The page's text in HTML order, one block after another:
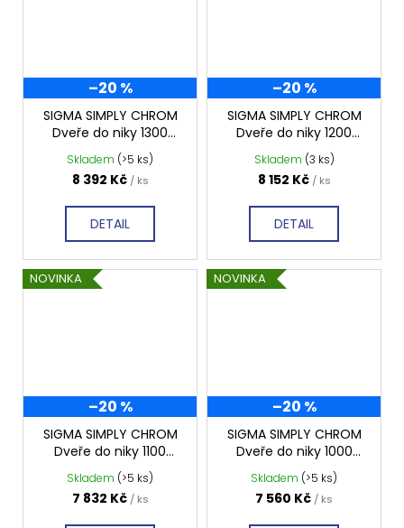
–20 %
SIGMA SIMPLY CHROM
Dveře do niky 1300
mm, čiré sklo, GS1113
Skladem (>5 ks)
8 392 Kč / ks
DETAIL
–20 %
SIGMA SIMPLY CHROM
Dveře do niky 1200
mm, čiré sklo, GS1112
Skladem (3 ks)
8 152 Kč / ks
DETAIL
NOVINKA
–20 %
SIGMA SIMPLY CHROM
Dveře do niky 1100
mm, čiré sklo, GS1111
Skladem (>5 ks)
7 832 Kč / ks
NOVINKA
–20 %
SIGMA SIMPLY CHROM
Dveře do niky 1000
mm, čiré sklo, GS1110
Skladem (>5 ks)
7 560 Kč / ks